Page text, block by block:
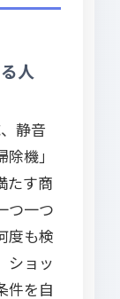
人
静音
機」
たす商
つ一つ
度も検
ショッ
件を自